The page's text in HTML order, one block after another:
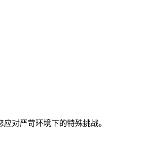
对严苛环境下的特殊挑战。